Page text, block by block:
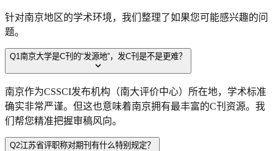
针对南京地区的学术环境，我们整理了如果您可能感兴趣的问
题。
Q1南京大学是C刊的“发源地”，发C刊是不是更难？
南京作为CSSCI发布机构（南大评价中心）所在地，学术标准
确实非常严谨。但这也意味着南京拥有最丰富的C刊资源。我
们帮您精准把握审稿风向。
Q2江苏省评职称对期刊有什么特别规定？